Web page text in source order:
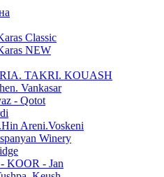
Classic
NEW
TAKRI. KOUASH
Vankasar
- Qotot
Areni.Voskeni
Winery
KOOR - Jan